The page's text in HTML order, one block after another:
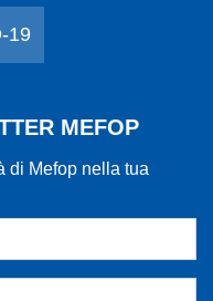
19
MEFOP
di Mefop nella tua